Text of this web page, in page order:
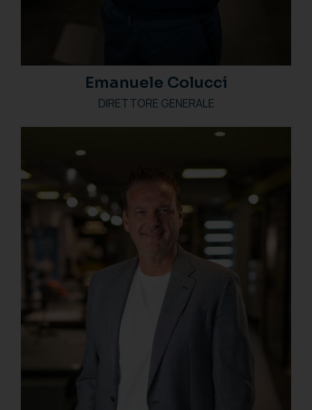
Emanuele Colucci
DIRETTORE GENERALE